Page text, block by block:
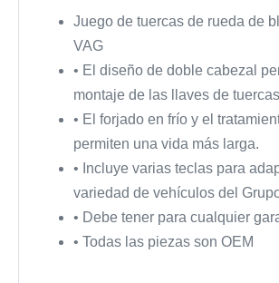
Juego de tuercas de rueda de
VAG
• El diseño de doble cabezal
montaje de las llaves de
• El forjado en frío y el
permiten una vida más larga.
• Incluye varias teclas para
variedad de vehículos del
• Debe tener para cualquier
• Todas las piezas son OEM